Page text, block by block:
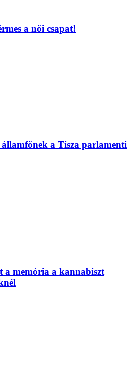
a női csapat!
a Tisza parlamenti
a memória a kannabiszt